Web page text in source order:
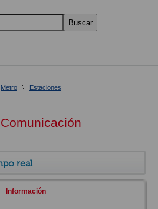
Buscar
Metro
Estaciones
real
Información